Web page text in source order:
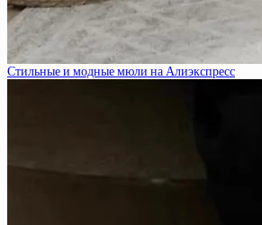
Стильные и модные мюли на Алиэкспресс